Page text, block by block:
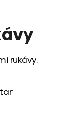
rukávy.